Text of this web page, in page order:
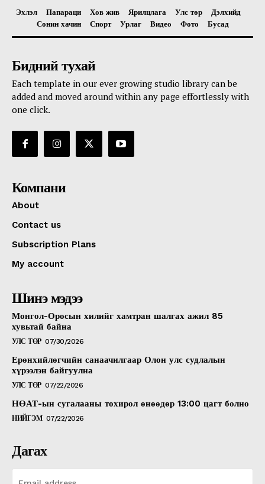
Эхлэл Папараци Хов жив Ярилцлага Улс төр
Дэлхийд
Сонин хачин
Спорт Урлаг Видео Фото Бусад
Бидний тухай
Each template in our ever growing studio library can be
added and moved around within any page effortlessly with
one click.
Компани
About
Contact us
Subscription Plans
My account
Шинэ мэдээ
Монгол-Оросын хилийг хамтран шалгах ажил 85
хувьтай байна
УЛС ТӨР 07/30/2026
Ерөнхийлөгчийн санаачилгаар Олон улс судлалын
хүрээлэн байгуулна
УЛС ТӨР 07/22/2026
НӨАТ-ын сугалааны тохирол өнөөдөр 13:00 цагт болно
НИЙГЭМ 07/22/2026
Дагах